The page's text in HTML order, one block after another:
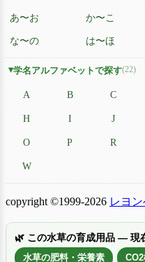
あ〜お か〜こ
な〜の は〜ほ
学名アルファベットで探す(22)
A B C
H I J
O P R
W
copyright ©1999-2026 レヨ
🌿 この水草の育成用品 — 現
水草の肥料・栄養素